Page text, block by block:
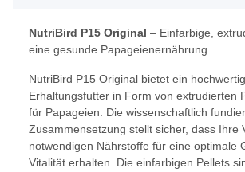
NutriBird P15 Original – Einfarbige,
eine gesunde Papageienernährung
NutriBird P15 Original bietet ein
Erhaltungsfutter in Form von extrudierten
für Papageien. Die wissenschaftlich
Zusammensetzung stellt sicher, dass Ihre
notwendigen Nährstoffe für eine optimale
Vitalität erhalten. Die einfarbigen Pellets